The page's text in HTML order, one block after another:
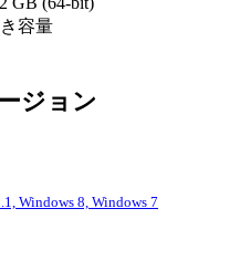
容量
ジョン
Windows 8, Windows 7